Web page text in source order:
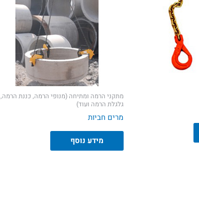
מתקני הרמה ומתיחה (מנופי הרמה, כננת הרמה,
גלגלת הרמה ועוד)
מרים חביות
מידע נוסף